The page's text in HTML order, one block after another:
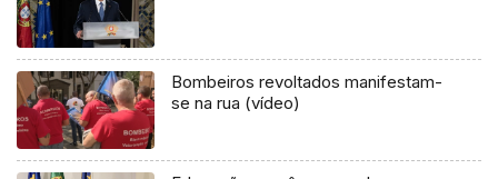
Bombeiros revoltados manifestam-
se na rua (vídeo)